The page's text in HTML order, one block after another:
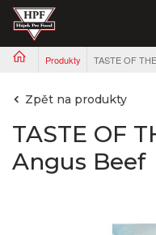
Produkty TASTE OF
Zpět na produkty
TASTE OF
Angus Beef